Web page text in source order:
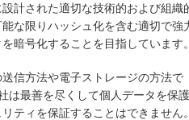
計された適切な技術的および組織
な限りハッシュ化を含む適切で強
暗号化することを目指しています
信方法や電子ストレージの方法で
は最善を尽くして個人データを保護
ティを保証することはできません